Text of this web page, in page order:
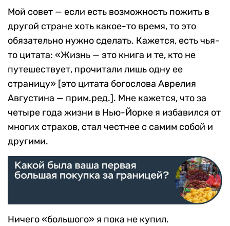
Мой совет — если есть возможность пожить в
другой стране хоть какое-то время, то это
обязательно нужно сделать. Кажется, есть чья-
то цитата: «Жизнь — это книга и те, кто не
путешествует, прочитали лишь одну ее
страницу» [это цитата богослова Аврелия
Августина — прим.ред.]. Мне кажется, что за
четыре года жизни в Нью-Йорке я избавился от
многих страхов, стал честнее с самим собой и
другими.
Ничего «большого» я пока не купил.